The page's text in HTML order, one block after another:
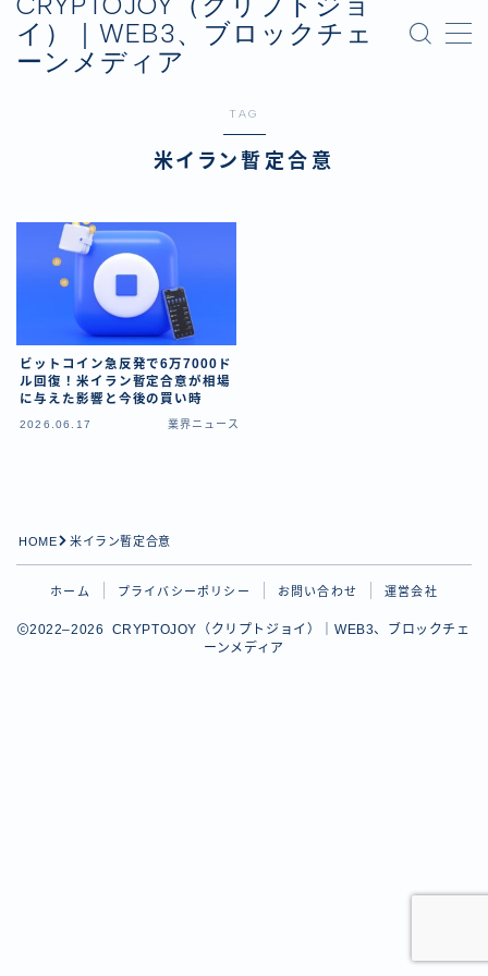
イ）｜WEB3、ブロックチェ
ーンメディア
MENU
TAG
米イラン暫定合意
ビットコイン急反発で6万7000ド
ル回復！米イラン暫定合意が相場
に与えた影響と今後の買い時
2026.06.17 業界ニュース
HOME 米イラン暫定合意
ホーム プライバシーポリシー お問い合わせ 運営会社
2022–2026 CRYPTOJOY（クリプトジョイ）｜WEB3、ブロックチェ
ーンメディア